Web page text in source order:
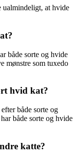
ualmindeligt, at hvide
både sorte og hvide
mønstre som tuxedo
hvid kat?
både sorte og
både sorte og hvide
katte?